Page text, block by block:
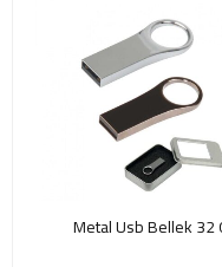
Metal Usb Bellek 32